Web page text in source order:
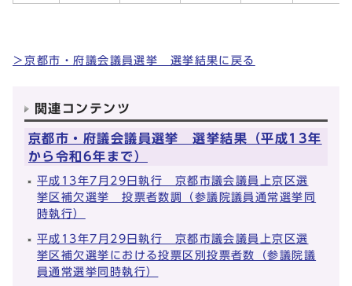
＞京都市・府議会議員選挙 選挙結果に戻る
関連コンテンツ
京都市・府議会議員選挙 選挙結果（平成13年
から令和6年まで）
平成13年7月29日執行 京都市議会議員上京区選
挙区補欠選挙 投票者数調（参議院議員通常選挙同
時執行）
平成13年7月29日執行 京都市議会議員上京区選
挙区補欠選挙における投票区別投票者数（参議院議
員通常選挙同時執行）